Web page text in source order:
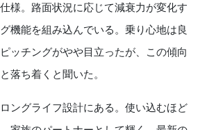
様。路面状況に応じて減衰力が変化す
機能を組み込んでいる。乗り心地は良
ッチングがやや目立ったが、この傾向
落ち着くと聞いた。
ングライフ設計にある。使い込むほど